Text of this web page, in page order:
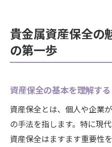
大府市での貴金属
貴金属の安定した価値
貴金属の市場価値
歴史が証明する貴
インフレーション
他の投資商品との
貴金属資産保全の
の第一歩
資産保全の基本を理解する
資産保全とは、個人や企業
の手法を指します。特に現
資産保全はますます重要性